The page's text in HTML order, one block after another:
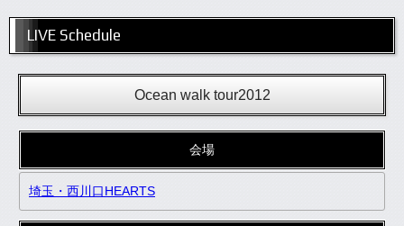
LIVE Schedule
Ocean walk tour2012
会場
埼玉・西川口HEARTS